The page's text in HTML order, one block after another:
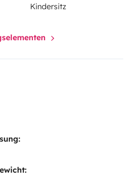
Kindersitz